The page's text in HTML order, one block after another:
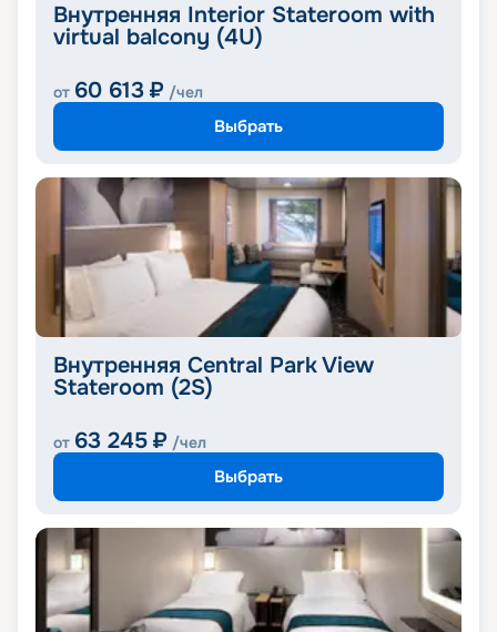
Внутренняя Interior Stateroom with
virtual balcony (4U)
от 60 613 ₽ /чел
Выбрать
Внутренняя Central Park View
Stateroom (2S)
от 63 245 ₽ /чел
Выбрать